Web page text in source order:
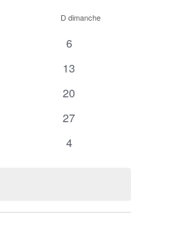
navigation
Ddimanche
0
6
0
13
0
20
0
27
0
4